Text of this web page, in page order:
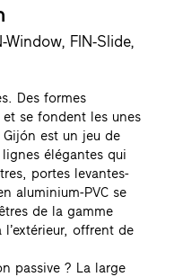
FIN-Slide,
Des formes
se fondent les unes
est un jeu de
élégantes qui
portes levantes-
aluminium-PVC se
de la gamme
offrent de
passive ? La large